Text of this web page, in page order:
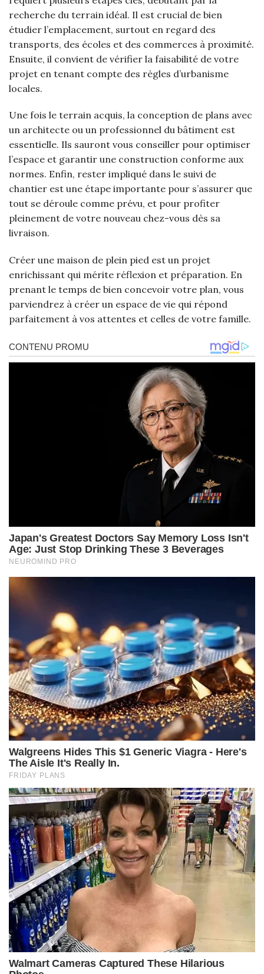
recherche du terrain idéal. Il est crucial de bien
étudier l’emplacement, surtout en regard des
transports, des écoles et des commerces à proximité.
Ensuite, il convient de vérifier la faisabilité de votre
projet en tenant compte des règles d’urbanisme
locales.
Une fois le terrain acquis, la conception de plans avec
un architecte ou un professionnel du bâtiment est
essentielle. Ils sauront vous conseiller pour optimiser
l’espace et garantir une construction conforme aux
normes. Enfin, rester impliqué dans le suivi de
chantier est une étape importante pour s’assurer que
tout se déroule comme prévu, et pour profiter
pleinement de votre nouveau chez-vous dès sa
livraison.
Créer une maison de plein pied est un projet
enrichissant qui mérite réflexion et préparation. En
prenant le temps de bien concevoir votre plan, vous
parviendrez à créer un espace de vie qui répond
parfaitement à vos attentes et celles de votre famille.